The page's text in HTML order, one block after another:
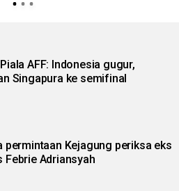
AFF: Indonesia gugur,
Singapura ke semifinal
permintaan Kejagung periksa eks
Febrie Adriansyah